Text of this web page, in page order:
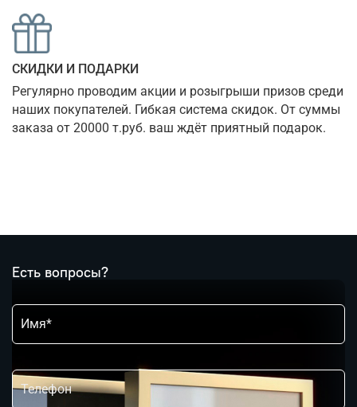
СКИДКИ И ПОДАРКИ
Регулярно проводим акции и розыгрыши призов среди
наших покупателей. Гибкая система скидок. От суммы
заказа от 20000 т.руб. ваш ждёт приятный подарок.
Есть вопросы?